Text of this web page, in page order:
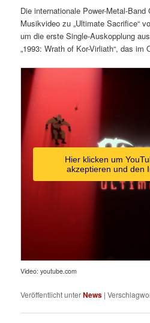
Die internationale Power-Metal-
Musikvideo zu „Ultimate Sacrifice“
um die erste Single-Auskopplung
„1993: Wrath of Kor-Virliath“, das im
Hier klicken um
akzeptieren und den
Video: youtube.com
Veröffentlicht unterNews |